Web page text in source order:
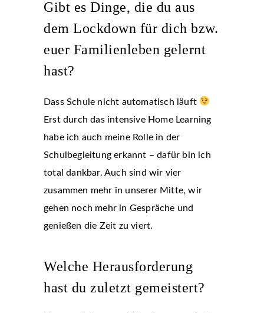
Gibt es Dinge, die du aus
dem Lockdown für dich bzw.
euer Familienleben gelernt
hast?
Dass Schule nicht automatisch läuft
Erst durch das intensive Home Learning
habe ich auch meine Rolle in der
Schulbegleitung erkannt – dafür bin ich
total dankbar. Auch sind wir vier
zusammen mehr in unserer Mitte, wir
gehen noch mehr in Gespräche und
genießen die Zeit zu viert.
Welche Herausforderung
hast du zuletzt gemeistert?